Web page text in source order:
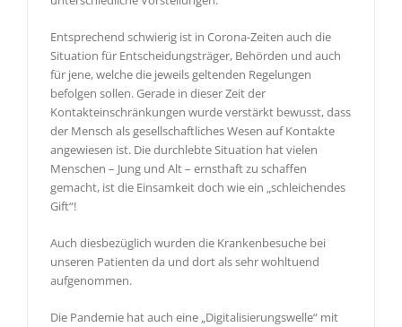
Entsprechend schwierig ist in Corona-Zeiten auch die
Situation für Entscheidungsträger, Behörden und auch
für jene, welche die jeweils geltenden Regelungen
befolgen sollen. Gerade in dieser Zeit der
Kontakteinschränkungen wurde verstärkt bewusst, dass
der Mensch als gesellschaftliches Wesen auf Kontakte
angewiesen ist. Die durchlebte Situation hat vielen
Menschen – Jung und Alt – ernsthaft zu schaffen
gemacht, ist die Einsamkeit doch wie ein „schleichendes
Gift“!
Auch diesbezüglich wurden die Krankenbesuche bei
unseren Patienten da und dort als sehr wohltuend
aufgenommen.
Die Pandemie hat auch eine „Digitalisierungswelle“ mit